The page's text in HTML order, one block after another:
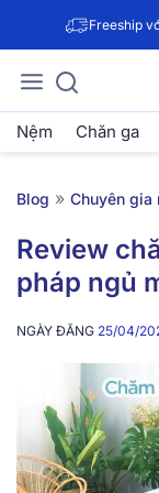
Freeship
Nệm Chăn ga
Blog » Chuyên gia
Review
pháp ngủ
NGÀY ĐĂNG 25/04/